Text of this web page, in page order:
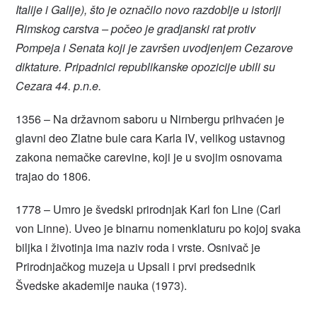
Italije i Galije), što je označilo novo razdoblje u istoriji
Rimskog carstva – počeo je gradjanski rat protiv
Pompeja i Senata koji je završen uvodjenjem Cezarove
diktature. Pripadnici republikanske opozicije ubili su
Cezara 44. p.n.e.
1356 – Na državnom saboru u Nirnbergu prihvaćen je
glavni deo Zlatne bule cara Karla IV, velikog ustavnog
zakona nemačke carevine, koji je u svojim osnovama
trajao do 1806.
1778 – Umro je švedski prirodnjak Karl fon Line (Carl
von Linne). Uveo je binarnu nomenklaturu po kojoj svaka
biljka i životinja ima naziv roda i vrste. Osnivač je
Prirodnjačkog muzeja u Upsali i prvi predsednik
Švedske akademije nauka (1973).